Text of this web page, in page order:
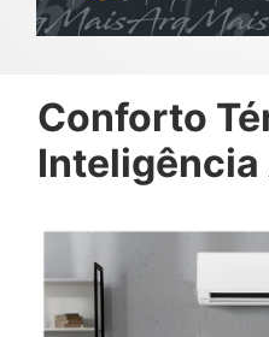
Conforto